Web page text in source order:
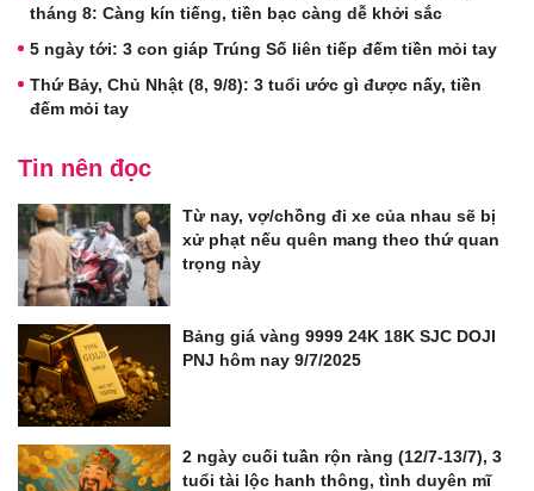
tháng 8: Càng kín tiếng, tiền bạc càng dễ khởi sắc
5 ngày tới: 3 con giáp Trúng Số liên tiếp đếm tiền mỏi tay
Thứ Bảy, Chủ Nhật (8, 9/8): 3 tuổi ước gì được nấy, tiền
đếm mỏi tay
Tin nên đọc
Từ nay, vợ/chồng đi xe của nhau sẽ bị
xử phạt nếu quên mang theo thứ quan
trọng này
Bảng giá vàng 9999 24K 18K SJC DOJI
PNJ hôm nay 9/7/2025
2 ngày cuối tuần rộn ràng (12/7-13/7), 3
tuổi tài lộc hanh thông, tình duyên mĩ